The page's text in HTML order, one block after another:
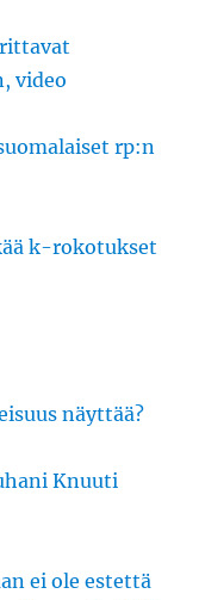
video
rp:n
k-rokotukset
näyttää?
Knuuti
ei ole estettä